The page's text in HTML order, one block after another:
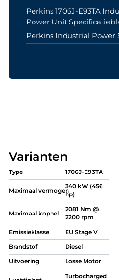
Perkins 1706J-E93TA
Power Unit
Perkins Industrial Power
Varianten
Type 1706J-E93TA
Maximaal vermogen
340 kW (456
hp)
Maximaal koppel
2081 Nm @
2200 rpm
Emissieklasse EU Stage V
Brandstof Diesel
Uitvoering Losse Motor
Turbocharged